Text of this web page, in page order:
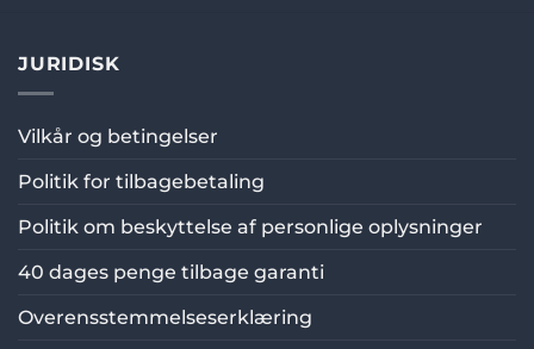
JURIDISK
Vilkår og betingelser
Politik for tilbagebetaling
Politik om beskyttelse af personlige oplysninger
40 dages penge tilbage garanti
Overensstemmelseserklæring